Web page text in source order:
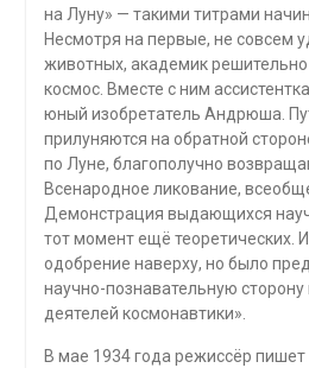
на Луну» — такими титрами
Несмотря на первые, не совсем
животных, академик решительно
космос. Вместе с ним
юный изобретатель Андрюша.
прилуняются на обратной
по Луне, благополучно
Всенародное ликование,
Демонстрация выдающихся
тот момент ещё теоретических.
одобрение наверху, но было
научно-познавательную
деятелей космонавтики».
В мае 1934 года режиссёр